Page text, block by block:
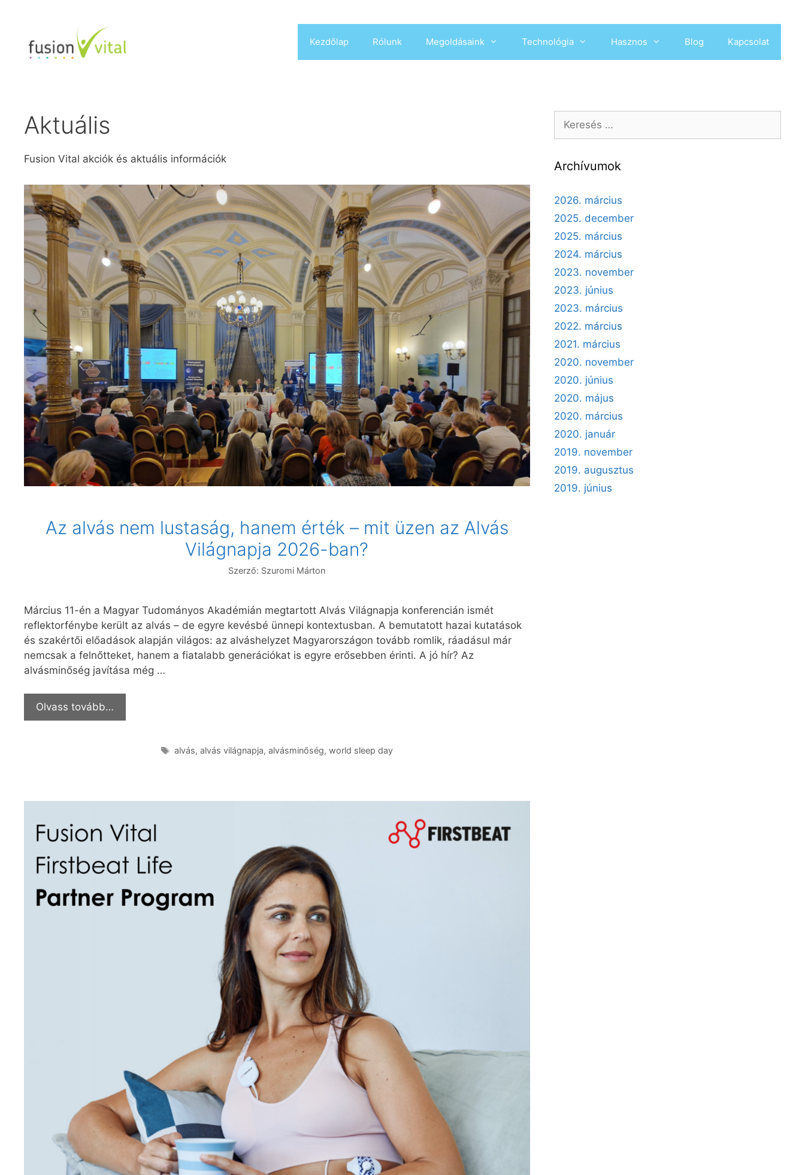
Kezdőlap Rólunk Megoldásaink Technológia Hasznos Blog Kapcsolat
Aktuális
Fusion Vital akciók és aktuális információk
Az alvás nem lustaság, hanem érték – mit üzen az Alvás
Világnapja 2026-ban?
Szerző: Szuromi Márton
Március 11-én a Magyar Tudományos Akadémián megtartott Alvás Világnapja konferencián ismét
reflektorfénybe került az alvás – de egyre kevésbé ünnepi kontextusban. A bemutatott hazai kutatások
és szakértői előadások alapján világos: az alváshelyzet Magyarországon tovább romlik, ráadásul már
nemcsak a felnőtteket, hanem a fiatalabb generációkat is egyre erősebben érinti. A jó hír? Az
alvásminőség javítása még …
Olvass tovább…
alvás, alvás világnapja, alvásminőség, world sleep day
Archívumok
2026. március
2025. december
2025. március
2024. március
2023. november
2023. június
2023. március
2022. március
2021. március
2020. november
2020. június
2020. május
2020. március
2020. január
2019. november
2019. augusztus
2019. június